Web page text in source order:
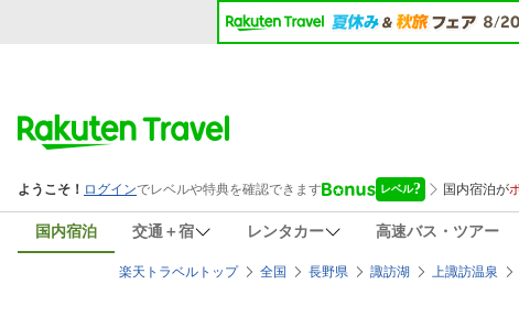
国内宿泊 交通＋宿 レンタカー 高速バス・ツアー
楽天トラベルトップ 全国 長野県 諏訪湖 上諏訪温泉